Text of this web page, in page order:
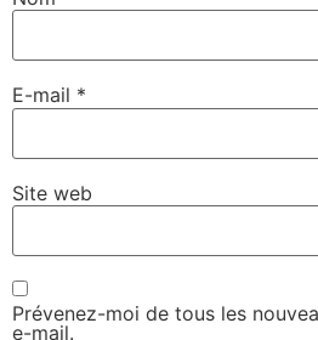
E-mail *
Site web
Prévenez-moi de tous les
e-mail.